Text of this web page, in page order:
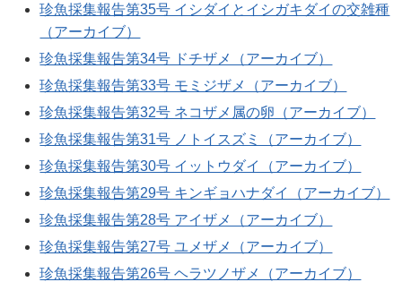
珍魚採集報告第35号 イシダイとイシガキダイの交雑種
（アーカイブ）
珍魚採集報告第34号 ドチザメ（アーカイブ）
珍魚採集報告第33号 モミジザメ（アーカイブ）
珍魚採集報告第32号 ネコザメ属の卵（アーカイブ）
珍魚採集報告第31号 ノトイスズミ（アーカイブ）
珍魚採集報告第30号 イットウダイ（アーカイブ）
珍魚採集報告第29号 キンギョハナダイ（アーカイブ）
珍魚採集報告第28号 アイザメ（アーカイブ）
珍魚採集報告第27号 ユメザメ（アーカイブ）
珍魚採集報告第26号 ヘラツノザメ（アーカイブ）